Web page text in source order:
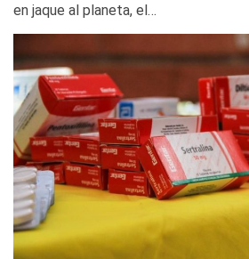
en jaque al planeta, el…